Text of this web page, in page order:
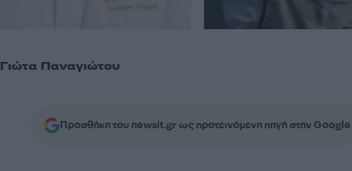
Γιώτα Παναγιώτου
Προσθήκη του newsit.gr ως προτεινόμενη πηγή στην Google